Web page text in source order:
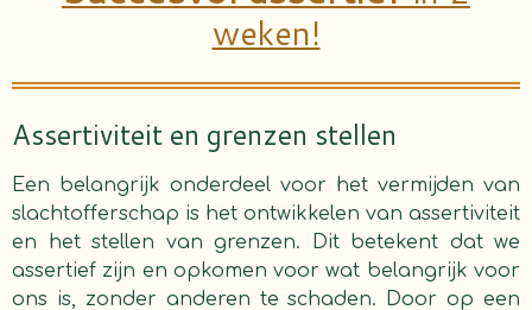
weken!
Assertiviteit en grenzen stellen
Een belangrijk onderdeel voor het vermijden van
slachtofferschap is het ontwikkelen van assertiviteit
en het stellen van grenzen. Dit betekent dat we
assertief zijn en opkomen voor wat belangrijk voor
ons is, zonder anderen te schaden. Door op een